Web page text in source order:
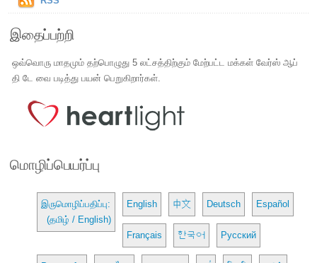
இதைப்பற்றி
ஒவ்வொரு மாதமும் தற்பொழுது 5 லட்சத்திற்கும் மேற்பட்ட மக்கள் வேர்ஸ் ஆப்
தி டே வை படித்து பயன் பெறுகிறார்கள்.
மொழிப்பெயர்ப்பு
இருமொழிப்பதிப்பு:
(தமிழ் / English)
English 中文 Deutsch Español
Français 한국어 Русский